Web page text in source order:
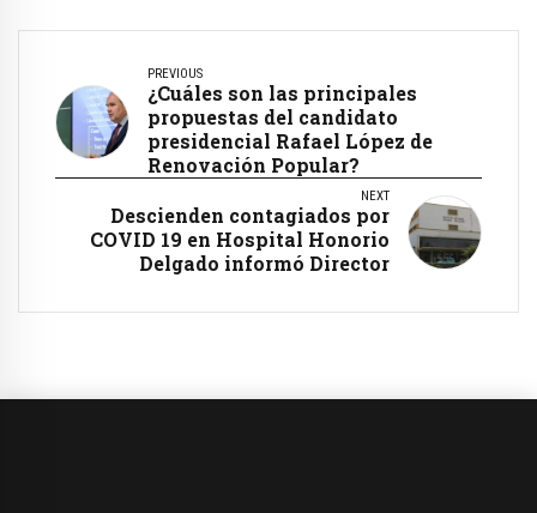
PREVIOUS
¿Cuáles son las principales
propuestas del candidato
presidencial Rafael López de
Renovación Popular?
NEXT
Descienden contagiados por
COVID 19 en Hospital Honorio
Delgado informó Director